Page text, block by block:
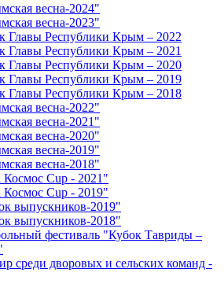
весна-2024"
весна-2023"
Главы Республики Крым – 2022
Главы Республики Крым – 2021
Главы Республики Крым – 2020
Главы Республики Крым – 2019
Главы Республики Крым – 2018
весна-2022"
весна-2021"
весна-2020"
весна-2019"
весна-2018"
Космос Cup - 2021"
Космос Cup - 2019"
выпускников-2019"
выпускников-2018"
фестиваль "Кубок Тавриды –
среди дворовых и сельских команд -